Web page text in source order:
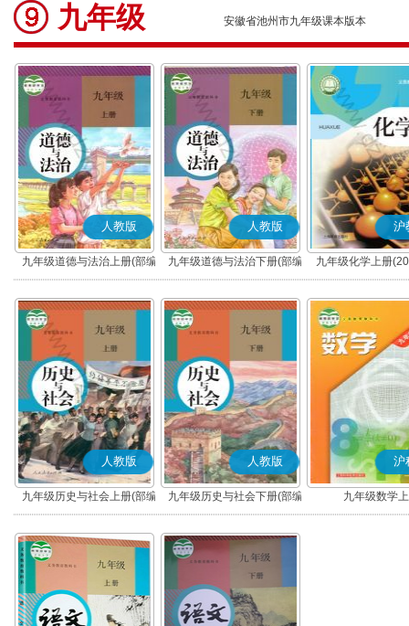
九年级 安徽省池州市九年级课本版本
人教版
九年级道德与法治上册(部编
版)
人教版
九年级道德与法治下册(部编
版)
沪
九年级化学上册
人教版
九年级历史与社会上册(部编
版)
人教版
九年级历史与社会下册(部编
版)
沪
九年级数学